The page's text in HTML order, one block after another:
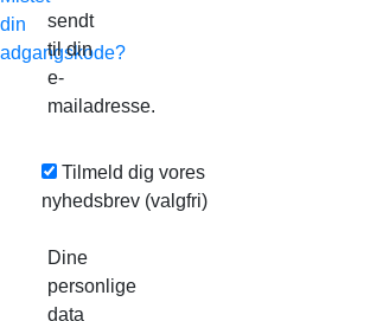
din
adgangskode?
sendt
til din
e-
mailadresse.
Tilmeld dig vores
nyhedsbrev (valgfri)
Dine
personlige
data